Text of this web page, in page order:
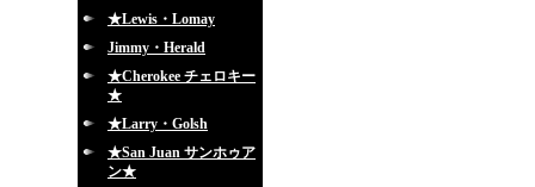
★Lewis・Lomay
Jimmy・Herald
★Cherokee チェロキー
★
★Larry・Golsh
★San Juan サンホゥア
ン★